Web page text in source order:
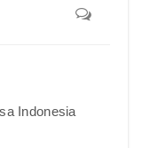
Indonesia